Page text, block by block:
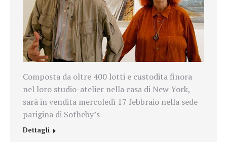
Composta da oltre 400 lotti e custodita finora
nel loro studio-atelier nella casa di New York,
sarà in vendita mercoledì 17 febbraio nella sede
parigina di Sotheby’s
Dettagli